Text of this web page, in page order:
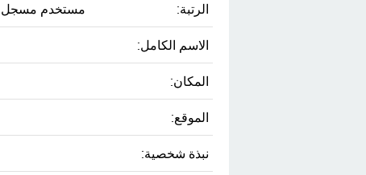
الرتبة: مستخدم مسجل
الاسم الكامل:
المكان:
الموقع:
نبذة شخصية: